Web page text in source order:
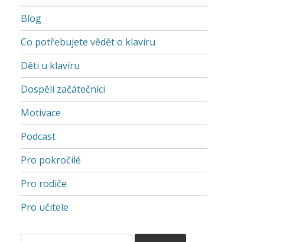
Blog
Co potřebujete vědět o klavíru
Děti u klavíru
Dospělí začátečníci
Motivace
Podcast
Pro pokročilé
Pro rodiče
Pro učitele